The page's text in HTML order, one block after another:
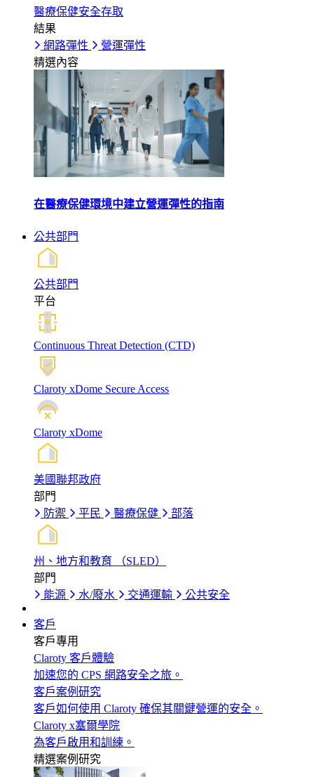
醫療保健安全存取
結果
網路彈性
營運彈性
精選內容
在醫療保健環境中建立營運彈性的指南
公共部門
公共部門
平台
Continuous Threat Detection (CTD)
Claroty xDome Secure Access
Claroty xDome
美國聯邦政府
部門
防禦
平民 醫療保健 部落
州、地方和教育 （SLED）
部門
能源
水/廢水 交通運輸 公共安全
客戶
客戶專用
Claroty 客戶體驗
加速您的 CPS 網路安全之旅。
客戶案例研究
客戶如何使用 Claroty 確保其關鍵營運的安全。
Claroty x塞爾學院
為客戶啟用和訓練。
精選案例研究